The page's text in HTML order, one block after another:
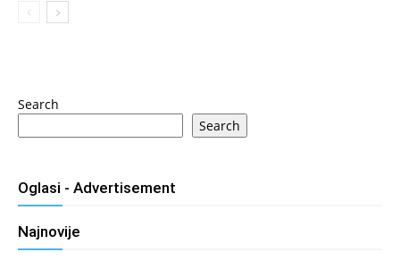
Search
Search
Oglasi - Advertisement
Najnovije